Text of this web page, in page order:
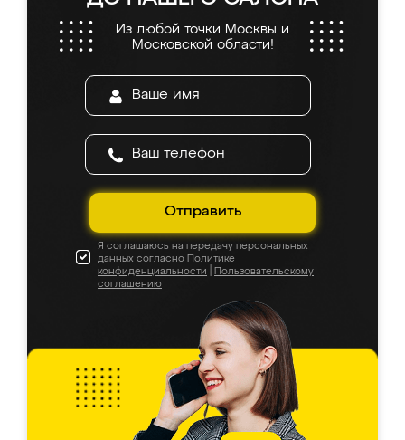
Из любой точки Москвы и
Московской области!
Отправить
Я соглашаюсь на передачу персональных
данных согласно Политике
конфиденциальности
Пользовательскому
соглашению